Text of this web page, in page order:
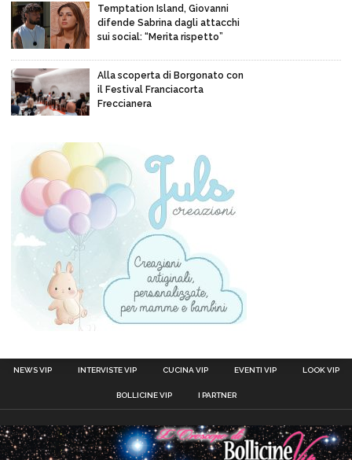
Temptation Island, Giovanni
difende Sabrina dagli attacchi
sui social: “Merita rispetto”
Alla scoperta di Borgonato con
il Festival Franciacorta
Freccianera
NEWS VIP INTERVISTE VIP CUCINA VIP EVENTI VIP LOOK VIP
BOLLICINE VIP I PARTNER